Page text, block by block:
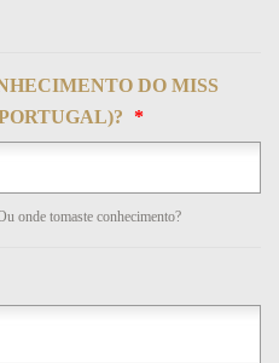
DO MISS
*
onde tomaste conhecimento?